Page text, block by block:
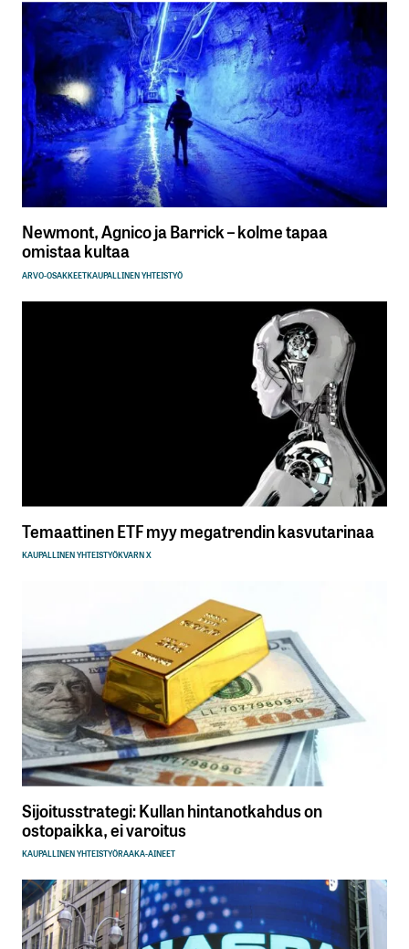
Newmont, Agnico ja Barrick – kolme tapaa
omistaa kultaa
ARVO-OSAKKEETKAUPALLINEN YHTEISTYÖ
Temaattinen ETF myy megatrendin kasvutarinaa
KAUPALLINEN YHTEISTYÖKVARN X
Sijoitusstrategi: Kullan hintanotkahdus on
ostopaikka, ei varoitus
KAUPALLINEN YHTEISTYÖRAAKA-AINEET